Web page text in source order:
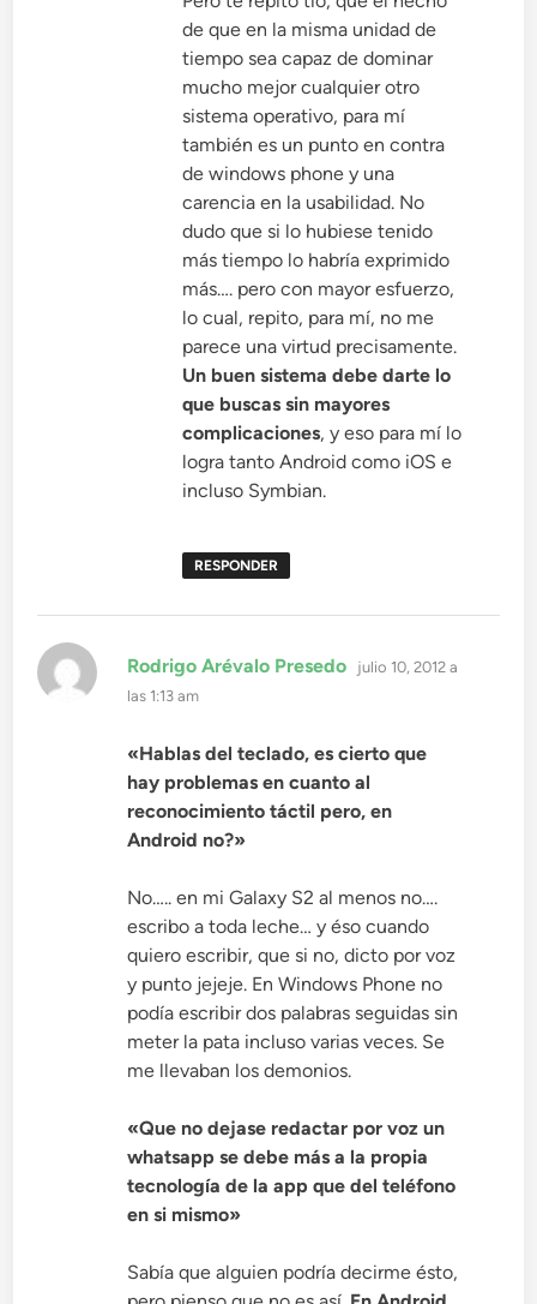
de que en la misma unidad de
tiempo sea capaz de dominar
mucho mejor cualquier otro
sistema operativo, para mí
también es un punto en contra
de windows phone y una
carencia en la usabilidad. No
dudo que si lo hubiese tenido
más tiempo lo habría exprimido
más…. pero con mayor esfuerzo,
lo cual, repito, para mí, no me
parece una virtud precisamente.
Un buen sistema debe darte lo
que buscas sin mayores
complicaciones, y eso para mí lo
logra tanto Android como iOS e
incluso Symbian.
RESPONDER
Rodrigo Arévalo Presedo dice:
julio 10, 2012 a
las 1:13 am
«Hablas del teclado, es cierto que
hay problemas en cuanto al
reconocimiento táctil pero, en
Android no?»
No….. en mi Galaxy S2 al menos no….
escribo a toda leche… y éso cuando
quiero escribir, que si no, dicto por voz
y punto jejeje. En Windows Phone no
podía escribir dos palabras seguidas sin
meter la pata incluso varias veces. Se
me llevaban los demonios.
«Que no dejase redactar por voz un
whatsapp se debe más a la propia
tecnología de la app que del teléfono
en si mismo»
Sabía que alguien podría decirme ésto,